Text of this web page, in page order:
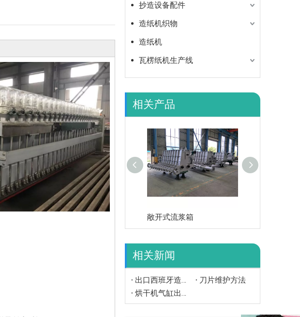
抄造设备配件
造纸机织物
造纸机
瓦楞纸机生产线
相关产品
敞开式流浆箱
相关新闻
出口西班牙造纸辊
刀片维护方法
烘干机气缸出口到欧洲